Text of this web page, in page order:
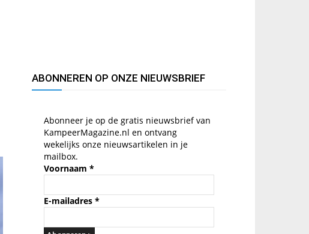
ABONNEREN OP ONZE NIEUWSBRIEF
Abonneer je op de gratis nieuwsbrief van
KampeerMagazine.nl en ontvang
wekelijks onze nieuwsartikelen in je
mailbox.
Voornaam *
E-mailadres *